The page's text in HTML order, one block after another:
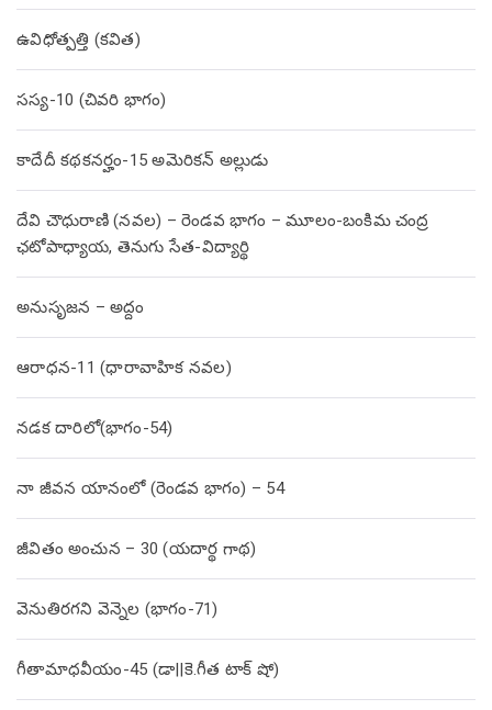
ఉవిధోత్పత్తి (కవిత)
సస్య-10 (చివరి భాగం)
కాదేదీ కథకనర్హం-15 అమెరికన్ అల్లుడు
దేవి చౌధురాణి (నవల) – రెండవ భాగం – మూలం-బంకిమ చంద్ర
ఛటోపాధ్యాయ, తెనుగు సేత-విద్యార్థి
అనుసృజన – అద్దం
ఆరాధన-11 (ధారావాహిక నవల)
నడక దారిలో(భాగం-54)
నా జీవన యానంలో (రెండవ భాగం) – 54
జీవితం అంచున – 30 (యదార్థ గాథ)
వెనుతిరగని వెన్నెల (భాగం-71)
గీతామాధవీయం-45 (డా||కె.గీత టాక్ షో)